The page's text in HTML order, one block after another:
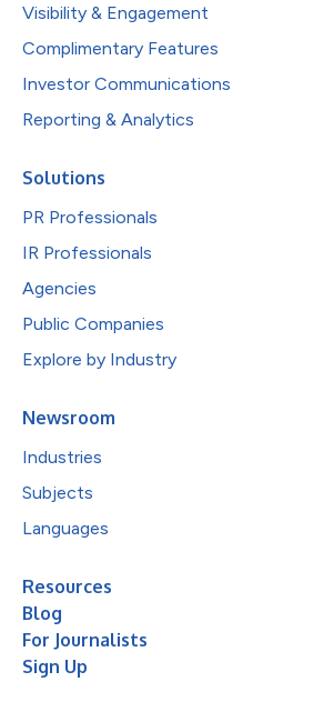
Visibility & Engagement
Complimentary Features
Investor Communications
Reporting & Analytics
Solutions
PR Professionals
IR Professionals
Agencies
Public Companies
Explore by Industry
Newsroom
Industries
Subjects
Languages
Resources
Blog
For Journalists
Sign Up